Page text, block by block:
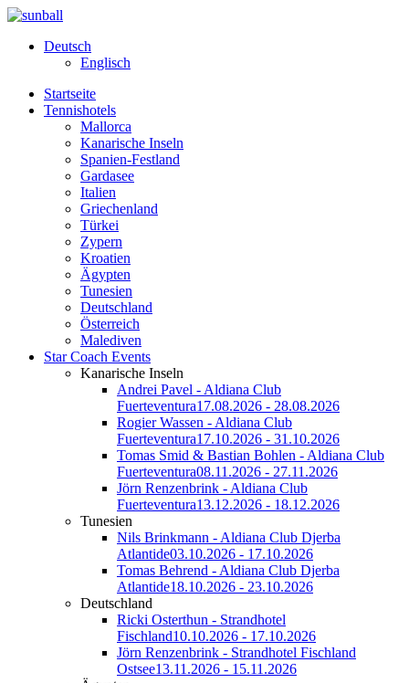
Deutsch
Englisch
Startseite
Tennishotels
Mallorca
Kanarische Inseln
Spanien-Festland
Gardasee
Italien
Griechenland
Türkei
Zypern
Kroatien
Ägypten
Tunesien
Deutschland
Österreich
Malediven
Star Coach Events
Kanarische Inseln
Andrei Pavel - Aldiana Club
Fuerteventura17.08.2026 - 28.08.2026
Rogier Wassen - Aldiana Club
Fuerteventura17.10.2026 - 31.10.2026
Tomas Smid & Bastian Bohlen - Aldiana Club
Fuerteventura08.11.2026 - 27.11.2026
Jörn Renzenbrink - Aldiana Club
Fuerteventura13.12.2026 - 18.12.2026
Tunesien
Nils Brinkmann - Aldiana Club Djerba
Atlantide03.10.2026 - 17.10.2026
Tomas Behrend - Aldiana Club Djerba
Atlantide18.10.2026 - 23.10.2026
Deutschland
Ricki Osterthun - Strandhotel
Fischland10.10.2026 - 17.10.2026
Jörn Renzenbrink - Strandhotel Fischland
Ostsee13.11.2026 - 15.11.2026